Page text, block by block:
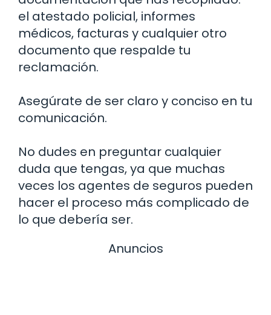
el atestado policial, informes
médicos, facturas y cualquier otro
documento que respalde tu
reclamación.
Asegúrate de ser claro y conciso en tu
comunicación.
No dudes en preguntar cualquier
duda que tengas, ya que muchas
veces los agentes de seguros pueden
hacer el proceso más complicado de
lo que debería ser.
Anuncios